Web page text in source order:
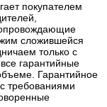
покупателем
сложившейся
только с
гарантийные
Гарантийное
требованиями